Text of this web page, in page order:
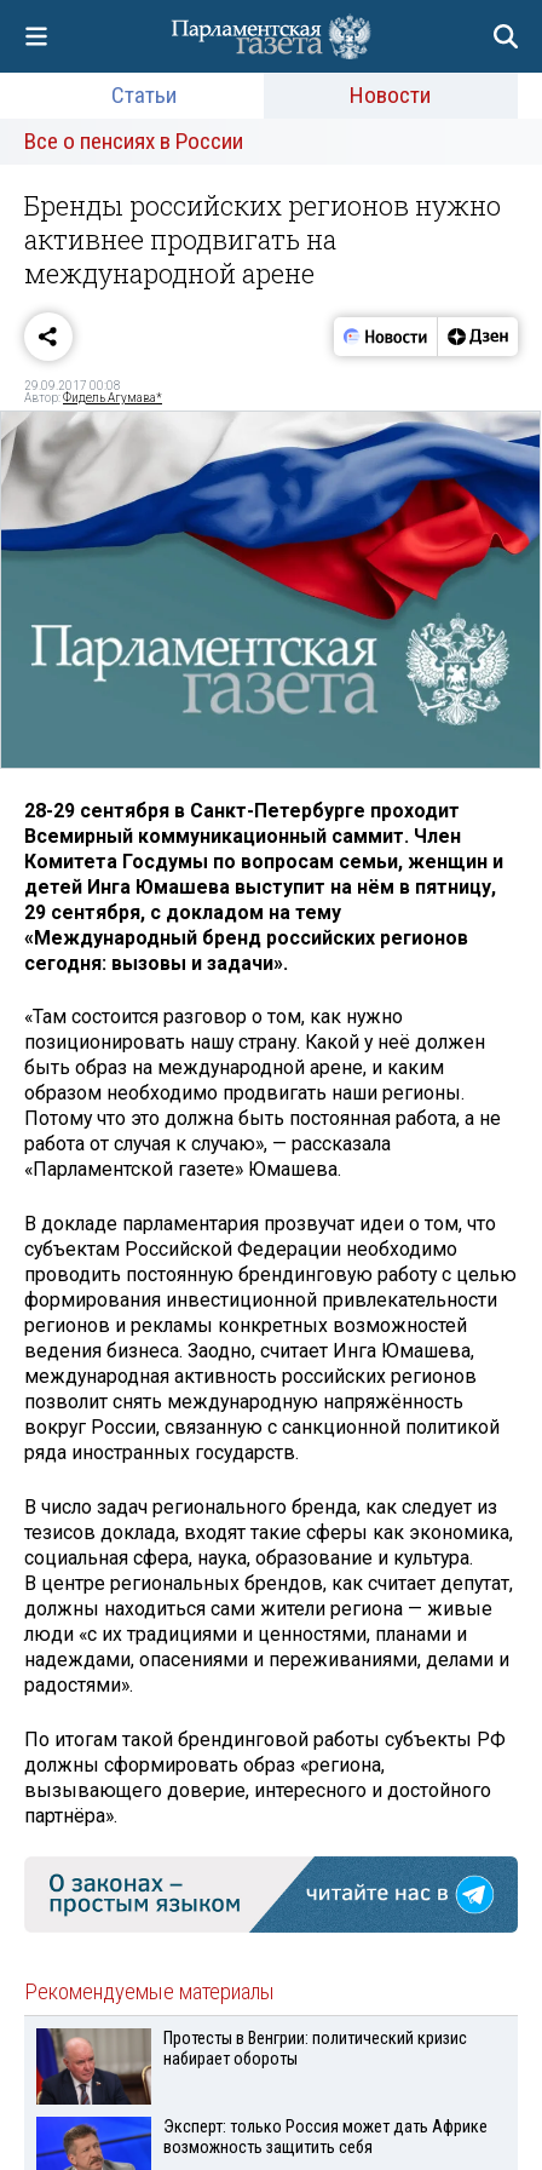
Статьи
Новости
Все о пенсиях в России
Бренды российских регионов нужно
активнее продвигать на
международной арене
29.09.2017 00:08
Автор:Фидель Агумава*
28-29 сентября в Санкт-Петербурге проходит
Всемирный коммуникационный саммит. Член
Комитета Госдумы по вопросам семьи, женщин и
детей Инга Юмашева выступит на нём в пятницу,
29 сентября, с докладом на тему
«Международный бренд российских регионов
сегодня: вызовы и задачи».
«Там состоится разговор о том, как нужно
позиционировать нашу страну. Какой у неё должен
быть образ на международной арене, и каким
образом необходимо продвигать наши регионы.
Потому что это должна быть постоянная работа, а не
работа от случая к случаю», — рассказала
«Парламентской газете» Юмашева.
В докладе парламентария прозвучат идеи о том, что
субъектам Российской Федерации необходимо
проводить постоянную брендинговую работу с целью
формирования инвестиционной привлекательности
регионов и рекламы конкретных возможностей
ведения бизнеса. Заодно, считает Инга Юмашева,
международная активность российских регионов
позволит снять международную напряжённость
вокруг России, связанную с санкционной политикой
ряда иностранных государств.
В число задач регионального бренда, как следует из
тезисов доклада, входят такие сферы как экономика,
социальная сфера, наука, образование и культура.
В центре региональных брендов, как считает депутат,
должны находиться сами жители региона — живые
люди «с их традициями и ценностями, планами и
надеждами, опасениями и переживаниями, делами и
радостями».
По итогам такой брендинговой работы субъекты РФ
должны сформировать образ «региона,
вызывающего доверие, интересного и достойного
партнёра».
Рекомендуемые материалы
Протесты в Венгрии: политический кризис
набирает обороты
Эксперт: только Россия может дать Африке
возможность защитить себя